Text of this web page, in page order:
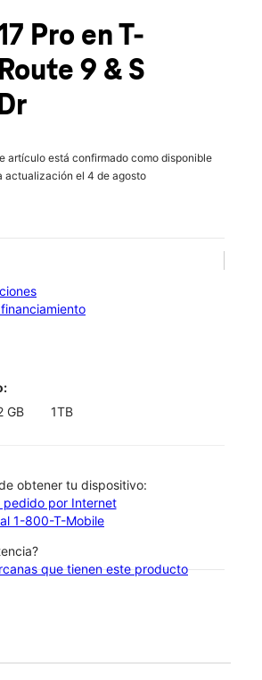
Rio Grande, NJ 08242
Pro en T-
Route 9 & S
artículo está confirmado como disponible
actualización el 4 de agosto
GB 1TB
obtener tu dispositivo:
pedido por Internet
1-800-T-Mobile
que tienen este producto